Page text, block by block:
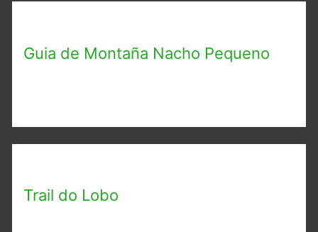
Guia de Montaña Nacho Pequeno
Trail do Lobo